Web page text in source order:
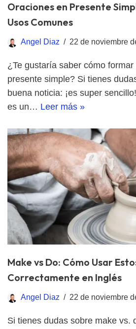
Oraciones en Presente
Usos Comunes
Angel Diaz 22 de noviembre
¿Te gustaría saber cómo
presente simple? Si tienes
buena noticia: ¡es super
es un… Leer más »
Make vs Do: Cómo Usar
Correctamente en Inglés
Angel Diaz 22 de noviembre
Si tienes dudas sobre make vs.